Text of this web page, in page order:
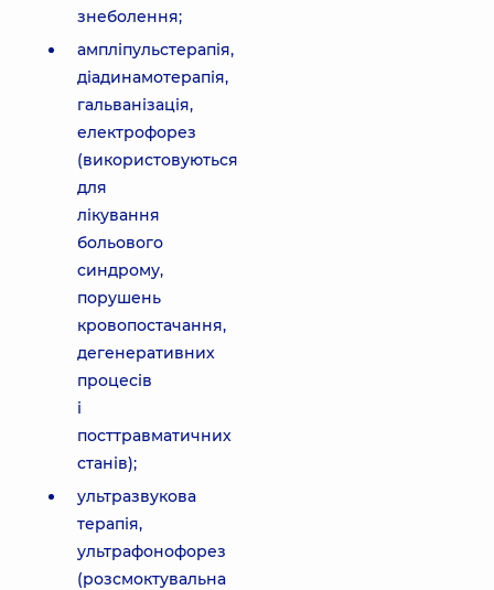
знеболення;
ампліпульстерапія,
діадинамотерапія,
гальванізація,
електрофорез
(використовуються
для
лікування
больового
синдрому,
порушень
кровопостачання,
дегенеративних
процесів
і
посттравматичних
станів);
ультразвукова
терапія,
ультрафонофорез
(розсмоктувальна